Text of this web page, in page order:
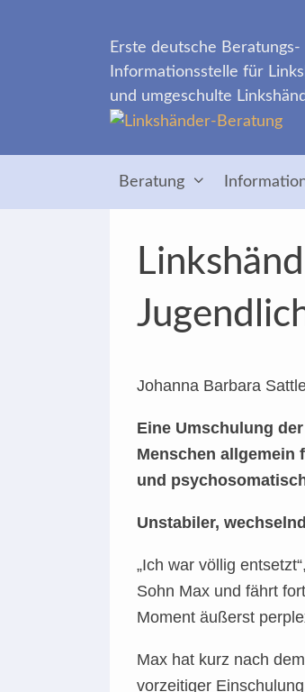
Erste deutsche Beratungs-
Informationsstelle für
und umgeschulte
Beratung
Johanna Barbara
Eine Umschulung
Menschen allgemein
und
Unstabiler,
„Ich war völlig
Sohn Max und fährt
Moment äußerst
Max hat kurz nach
vorzeitiger